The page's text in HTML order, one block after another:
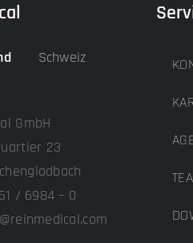
GmbH
23
/ 6984 – 0
Schweiz